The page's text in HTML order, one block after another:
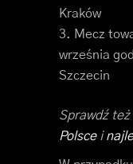
Kraków
Mecz
września
Szczecin
Sprawdź też
Polscei